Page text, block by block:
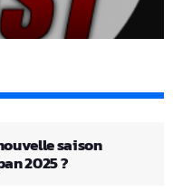
saison
2025 ?